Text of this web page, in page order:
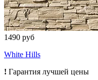
1490 руб
White Hills
! Гарантия лучшей цены